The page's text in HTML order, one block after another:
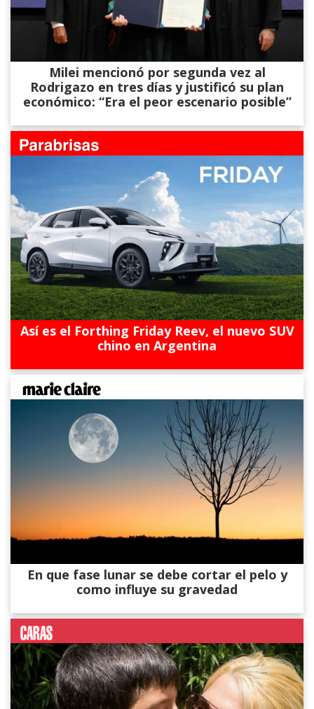
Milei mencionó por segunda vez al
Rodrigazo en tres días y justificó su plan
económico: “Era el peor escenario posible”
Así es el Forthing Friday Reev, el nuevo SUV
chino en Argentina
En que fase lunar se debe cortar el pelo y
como influye su gravedad